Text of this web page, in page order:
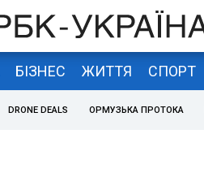
БІЗНЕС ЖИТТЯ СПОРТ
DRONE DEALS ОРМУЗЬКА ПРОТОКА